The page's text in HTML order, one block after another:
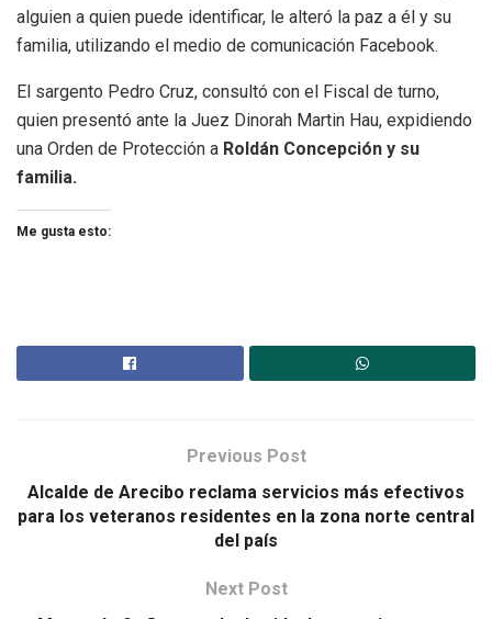
alguien a quien puede identificar, le alteró la paz a él y su
familia, utilizando el medio de comunicación Facebook.
El sargento Pedro Cruz, consultó con el Fiscal de turno,
quien presentó ante la Juez Dinorah Martin Hau, expidiendo
una Orden de Protección a Roldán Concepción y su
familia.
Me gusta esto:
Previous Post
Alcalde de Arecibo reclama servicios más efectivos
para los veteranos residentes en la zona norte central
del país
Next Post